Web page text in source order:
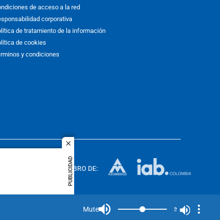
close
PUBLICIDAD
de acceso a la red
corporativa
de tratamiento de la información
de cookies
y condiciones
MIEMBRO DE:
Mute Mute